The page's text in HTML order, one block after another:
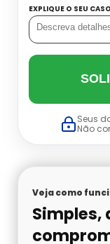
Balança
Balança
Contadora
Embaladora
EXPLIQUE O SEU
Seus
Não
Veja como
Simples,